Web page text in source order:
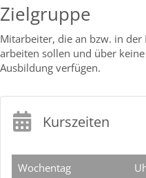
Zielgruppe
Mitarbeiter, die an bzw. in der
arbeiten sollen und über
Ausbildung verfügen.
Kurszeiten
Wochentag